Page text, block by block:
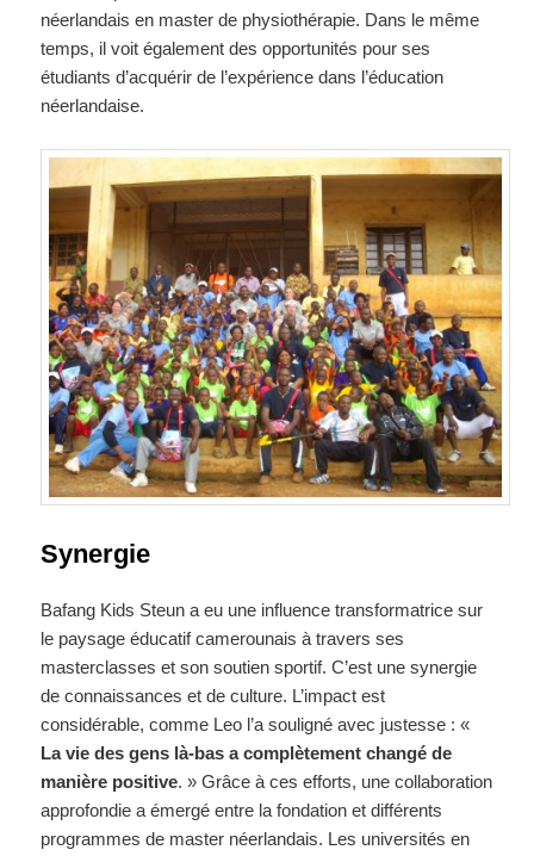
néerlandais en master de physiothérapie. Dans le même
temps, il voit également des opportunités pour ses
étudiants d’acquérir de l’expérience dans l’éducation
néerlandaise.
Synergie
Bafang Kids Steun a eu une influence transformatrice sur
le paysage éducatif camerounais à travers ses
masterclasses et son soutien sportif. C’est une synergie
de connaissances et de culture. L’impact est
considérable, comme Leo l’a souligné avec justesse : «
La vie des gens là-bas a complètement changé de
manière positive. » Grâce à ces efforts, une collaboration
approfondie a émergé entre la fondation et différents
programmes de master néerlandais. Les universités en